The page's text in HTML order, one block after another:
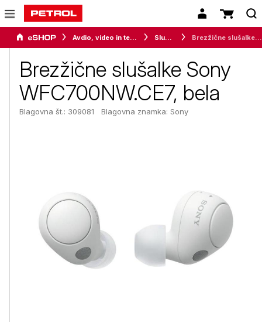
Avdio, video in telefonija Slušalke Brezžične slušalke Sony WFC700NW.CE7, bela
Brezžične slušalke Sony
WFC700NW.CE7, bela
Blagovna št.: 309081 Blagovna znamka: Sony